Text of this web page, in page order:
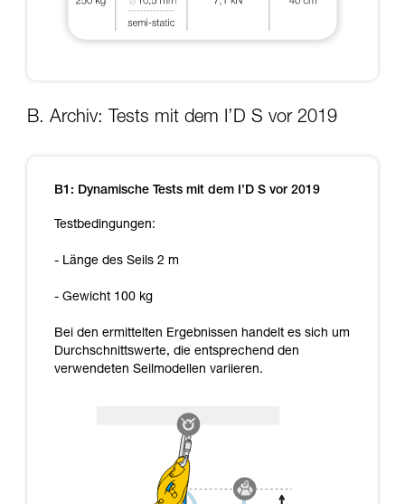
B. Archiv: Tests mit dem I’D S vor 2019
B1: Dynamische Tests mit dem I’D S vor 2019
Testbedingungen:
- Länge des Seils 2 m
- Gewicht 100 kg
Bei den ermittelten Ergebnissen handelt es sich um
Durchschnittswerte, die entsprechend den
verwendeten Seilmodellen variieren.